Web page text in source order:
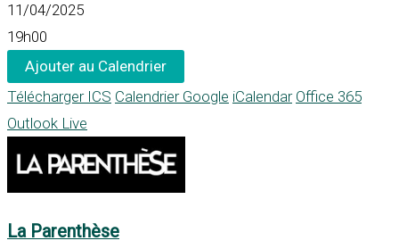
11/04/2025
19h00
Ajouter au Calendrier
Télécharger ICS Calendrier Google iCalendar Office 365
Outlook Live
La Parenthèse